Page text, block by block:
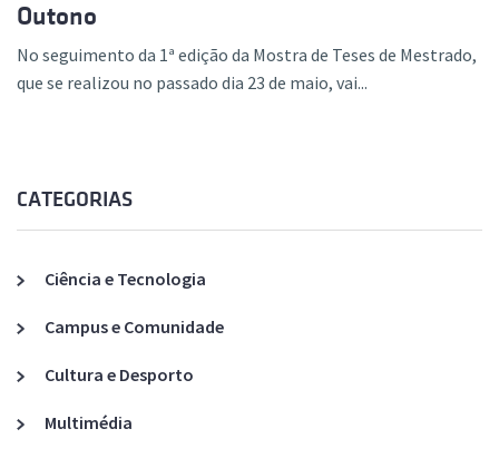
Outono
No seguimento da 1ª edição da Mostra de Teses de Mestrado,
que se realizou no passado dia 23 de maio, vai...
CATEGORIAS
Ciência e Tecnologia
Campus e Comunidade
Cultura e Desporto
Multimédia